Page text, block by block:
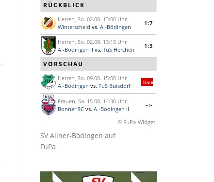
RÜCKBLICK
Herren, So. 02.08. 13:00 Uhr
Winterscheid vs. A.-Bödingen
1:7
Herren, So. 02.08. 13:15 Uhr
A.-Bödingen II vs. TuS Herchen
1:3
VORSCHAU
Herren, So. 09.08. 15:00 Uhr
A.-Bödingen vs. TuS Buisdorf live
Frauen, Sa. 15.08. 14:30 Uhr
Bonner SC vs. A.-Bödingen II
-:-
© FuPa-Widget
SV Allner-Bödingen auf
FuPa